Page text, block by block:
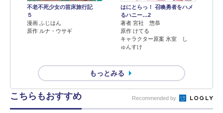
不老不死少女の苗床旅行記
５
漫画 ふじはん
原作 ルナ・ウサギ
はにとらっ！ 召喚勇者をハメ
るハニー…2
著者 宮社 惣恭
原作 けてる
キャラクター原案 氷室 し
ゅんすけ
もっとみる
こちらもおすすめ Recommended by